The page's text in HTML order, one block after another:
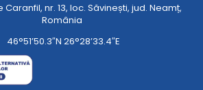
nr. 13, loc. Săvinești, jud. Neamț,
România
46°51’50.3″N 26°28’33.4″E